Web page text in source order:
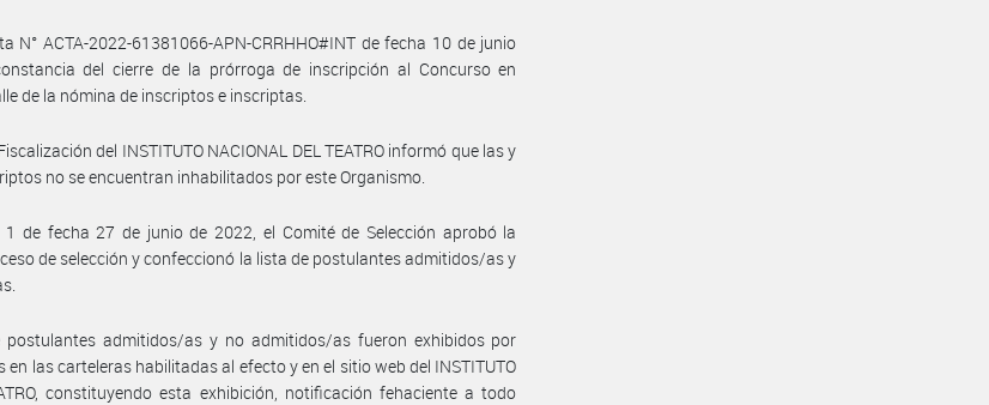
N° ACTA-2022-61381066-APN-CRRHHO#INT de fecha 10 de junio
del cierre de la prórroga de inscripción al Concurso en
de la nómina de inscriptos e inscriptas.
del INSTITUTO NACIONAL DEL TEATRO informó que las y
no se encuentran inhabilitados por este Organismo.
de fecha 27 de junio de 2022, el Comité de Selección aprobó la
de selección y confeccionó la lista de postulantes admitidos/as y
postulantes admitidos/as y no admitidos/as fueron exhibidos por
en las carteleras habilitadas al efecto y en el sitio web del INSTITUTO
constituyendo esta exhibición, notificación fehaciente a todo